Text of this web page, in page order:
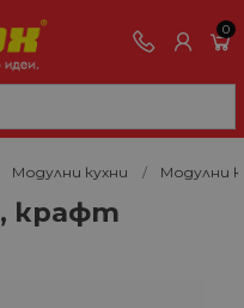
0
Модулни кухни Модулни
крафт